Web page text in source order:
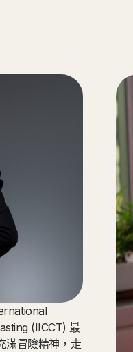
(IICCT) 最
滿冒險精神，走